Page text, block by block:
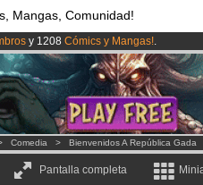
Mangas, Comunidad!
y 1208 Cómics y Mangas!.
desormado lanzado!.
3.95 euros al mes!Hazte Premium ya
Comedia > Bienvenidos A República Gada
Pantalla completa